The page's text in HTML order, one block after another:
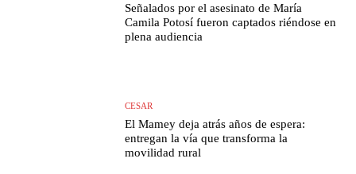
Señalados por el asesinato de María
Camila Potosí fueron captados riéndose en
plena audiencia
CESAR
El Mamey deja atrás años de espera:
entregan la vía que transforma la
movilidad rural